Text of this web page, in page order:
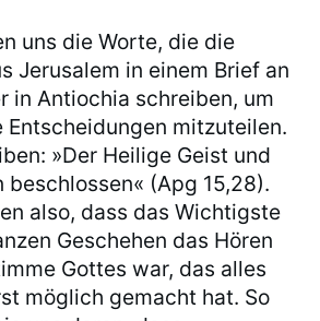
uns die Worte, die die
Jerusalem in einem Brief an
in Antiochia schreiben, um
Entscheidungen mitzuteilen.
»Der Heilige Geist und
beschlossen« (Apg 15,28).
also, dass das Wichtigste
Geschehen das Hören
Gottes war, das alles
möglich gemacht hat. So